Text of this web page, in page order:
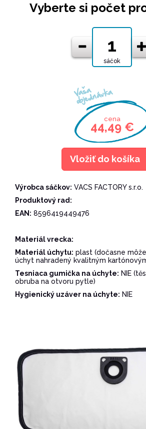
Vyberte si počet
sáčok
Vaša
objednávka
cena
44,49 €
Vložiť do košíka
Výrobca sáčkov: VACS FACTORY s.r.o.
Produktový rad:
EAN: 8596419449476
Materiál vrecka:
Materiál úchytu: plast (dočasne
úchyt nahradený kvalitným
Tesniaca gumička na úchyte: NIE
obruba na otvoru pytle)
Hygienický uzáver na úchyte: NIE